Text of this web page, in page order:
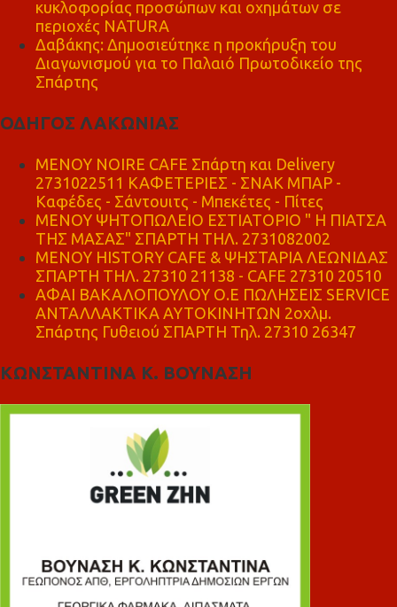
κυκλοφορίας προσώπων και οχημάτων σε
περιοχές NATURA
Δαβάκης: Δημοσιεύτηκε η προκήρυξη του
Διαγωνισμού για το Παλαιό Πρωτοδικείο της
Σπάρτης
ΟΔΗΓΟΣ ΛΑΚΩΝΙΑΣ
MENOY NOIRE CAFE Σπάρτη και Delivery
2731022511 ΚΑΦΕΤΕΡΙΕΣ - ΣΝΑΚ ΜΠΑΡ -
Καφέδες - Σάντουιτς - Μπεκέτες - Πίτες
ΜΕΝΟΥ ΨΗΤΟΠΩΛΕΙΟ ΕΣΤΙΑΤΟΡΙΟ " Η ΠΙΑΤΣΑ
ΤΗΣ ΜΑΣΑΣ" ΣΠΑΡΤΗ ΤΗΛ. 2731082002
ΜΕΝΟΥ HISTORY CAFE & ΨΗΣΤΑΡΙΑ ΛΕΩΝΙΔΑΣ
ΣΠΑΡΤΗ ΤΗΛ. 27310 21138 - CAFE 27310 20510
ΑΦΑΙ ΒΑΚΑΛΟΠΟΥΛΟΥ Ο.Ε ΠΩΛΗΣΕΙΣ SERVICE
ΑΝΤΑΛΛΑΚΤΙΚΑ ΑΥΤΟΚΙΝΗΤΩΝ 2οχλμ.
Σπάρτης Γυθειού ΣΠΑΡΤΗ Τηλ. 27310 26347
ΚΩΝΣΤΑΝΤΙΝΑ Κ. ΒΟΥΝΑΣΗ